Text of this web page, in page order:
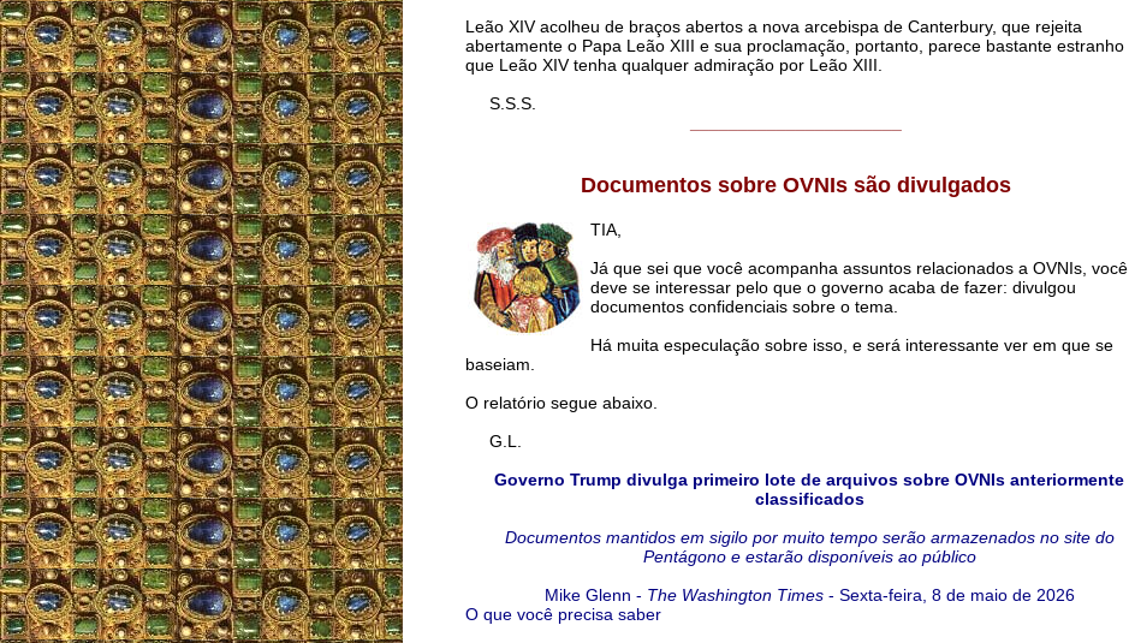
Leão XIV acolheu de braços abertos a nova arcebispa de Canterbury, que rejeita
abertamente o Papa Leão XIII e sua proclamação, portanto, parece bastante estranho
que Leão XIV tenha qualquer admiração por Leão XIII.
S.S.S.
Documentos sobre OVNIs são divulgados
TIA,
Já que sei que você acompanha assuntos relacionados a OVNIs, você
deve se interessar pelo que o governo acaba de fazer: divulgou
documentos confidenciais sobre o tema.
Há muita especulação sobre isso, e será interessante ver em que se
baseiam.
O relatório segue abaixo.
G.L.
Governo Trump divulga primeiro lote de arquivos sobre OVNIs anteriormente
classificados
Documentos mantidos em sigilo por muito tempo serão armazenados no site do
Pentágono e estarão disponíveis ao público
Mike Glenn - The Washington Times- Sexta-feira, 8 de maio de 2026
O que você precisa saber